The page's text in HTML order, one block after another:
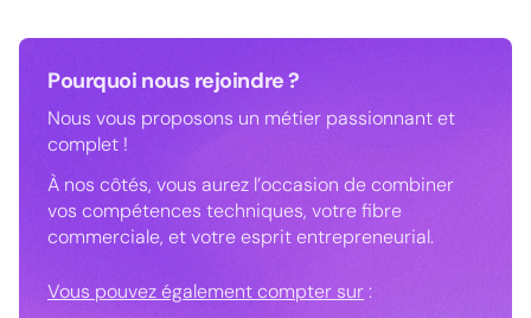
Pourquoi nous rejoindre ?
Nous vous proposons un métier passionnant et
complet !
À nos côtés, vous aurez l’occasion de combiner
vos compétences techniques, votre fibre
commerciale, et votre esprit entrepreneurial.
Vous pouvez également compter sur: